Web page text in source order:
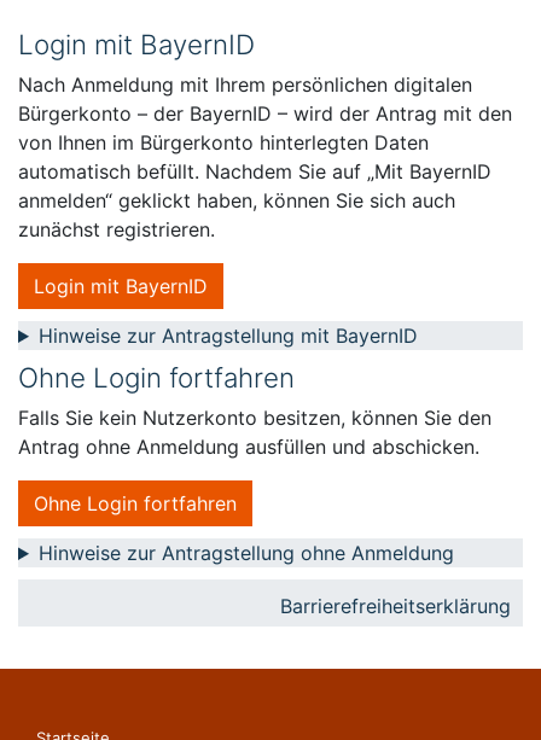
Login mit BayernID
Nach Anmeldung mit Ihrem persönlichen digitalen
Bürgerkonto – der BayernID – wird der Antrag mit den
von Ihnen im Bürgerkonto hinterlegten Daten
automatisch befüllt. Nachdem Sie auf „Mit BayernID
anmelden“ geklickt haben, können Sie sich auch
zunächst registrieren.
Login mit BayernID
Hinweise zur Antragstellung mit BayernID
Ohne Login fortfahren
Falls Sie kein Nutzerkonto besitzen, können Sie den
Antrag ohne Anmeldung ausfüllen und abschicken.
Ohne Login fortfahren
Hinweise zur Antragstellung ohne Anmeldung
Barrierefreiheitserklärung